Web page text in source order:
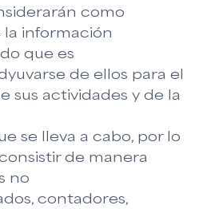
como
la información
que es
de ellos para el
sus actividades y de la
se lleva a cabo, por lo
de manera
no
contadores,